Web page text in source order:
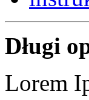
Długi
Lorem